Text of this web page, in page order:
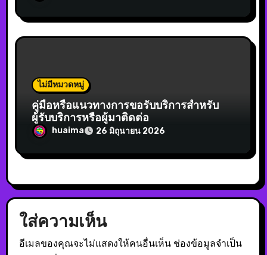
ไม่มีหมวดหมู่
คู่มือหรือแนวทางการขอรับบริการสำหรับ
ผู้รับบริการหรือผู้มาติดต่อ
huaima 26 มิถุนายน 2026
ใส่ความเห็น
อีเมลของคุณจะไม่แสดงให้คนอื่นเห็น ช่องข้อมูลจำเป็น